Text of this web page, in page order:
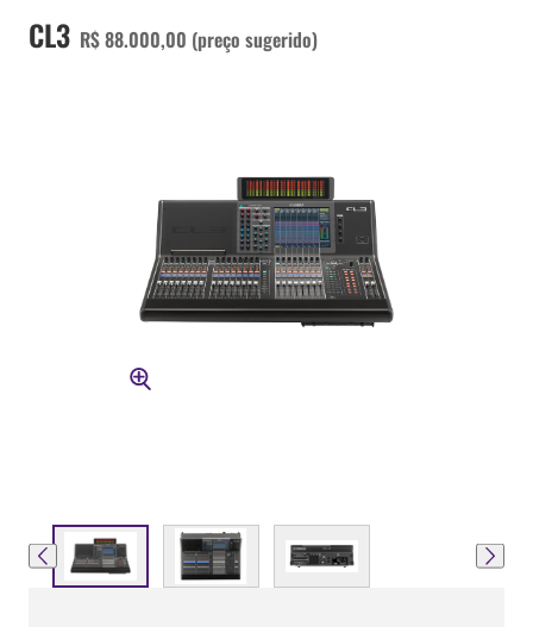
CL3 R$ 88.000,00 (preço sugerido)